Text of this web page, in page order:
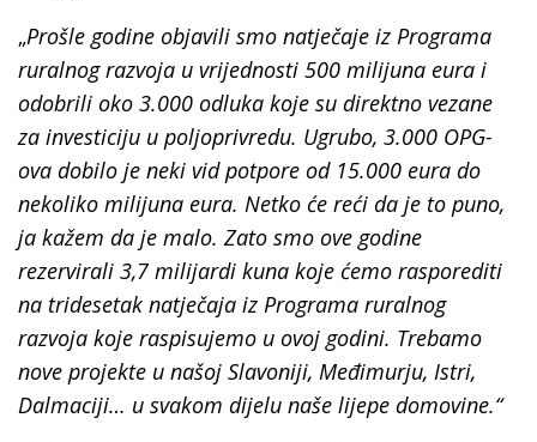
„Prošle godine objavili smo natječaje iz Programa
ruralnog razvoja u vrijednosti 500 milijuna eura i
odobrili oko 3.000 odluka koje su direktno vezane
za investiciju u poljoprivredu. Ugrubo, 3.000 OPG-
ova dobilo je neki vid potpore od 15.000 eura do
nekoliko milijuna eura. Netko će reći da je to puno,
ja kažem da je malo. Zato smo ove godine
rezervirali 3,7 milijardi kuna koje ćemo rasporediti
na tridesetak natječaja iz Programa ruralnog
razvoja koje raspisujemo u ovoj godini. Trebamo
nove projekte u našoj Slavoniji, Međimurju, Istri,
Dalmaciji… u svakom dijelu naše lijepe domovine.“